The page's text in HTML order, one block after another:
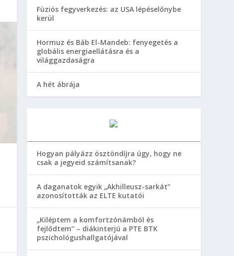
Fúziós fegyverkezés: az USA lépéselőnybe
kerül
Hormuz és Báb El-Mandeb: fenyegetés a
globális energiaellátásra és a
világgazdaságra
A hét ábrája
Hogyan pályázz ösztöndíjra úgy, hogy ne
csak a jegyeid számítsanak?
A daganatok egyik „Akhilleusz-sarkát”
azonosították az ELTE kutatói
„Kiléptem a komfortzónámból és
fejlődtem” – diákinterjú a PTE BTK
pszichológushallgatójával